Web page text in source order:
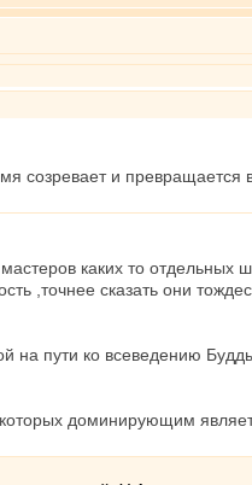
созревает и превращается
каких то отдельных
,точнее сказать они
на пути ко всеведению
доминирующим